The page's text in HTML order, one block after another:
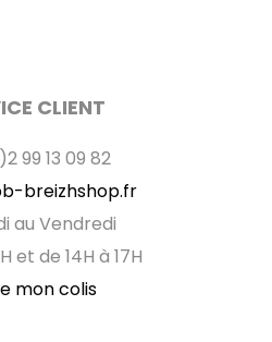
CLIENT
99 13 09 82
breizhshop.fr
au Vendredi
et de 14H à 17H
mon colis